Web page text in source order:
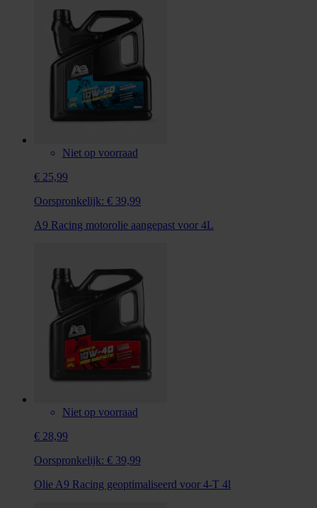
Niet op voorraad
€ 25,99
Oorspronkelijk: € 39,99
A9 Racing motorolie aangepast voor 4L
Niet op voorraad
€ 28,99
Oorspronkelijk: € 39,99
Olie A9 Racing geoptimaliseerd voor 4-T 4l